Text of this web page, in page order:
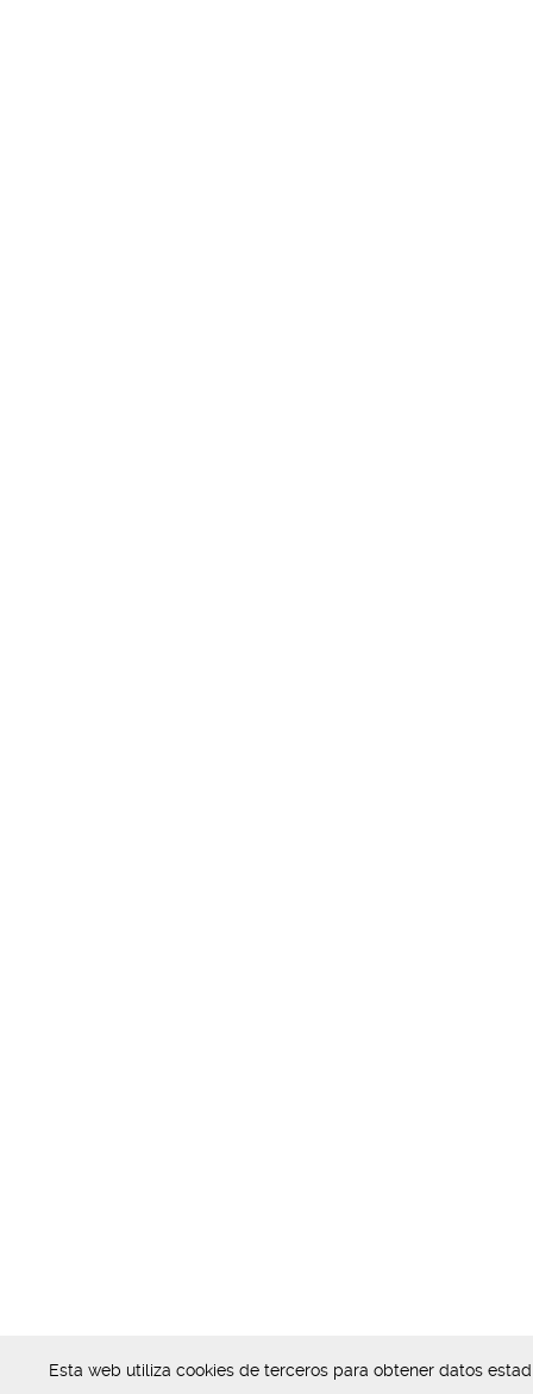
Esta web utiliza cookies de terceros para obtener datos